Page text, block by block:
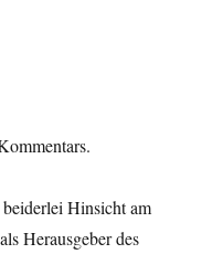
Hinsicht am
Herausgeber des